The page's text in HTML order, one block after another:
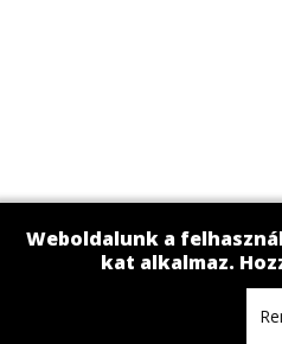
Weboldalunk a
kat alkalmaz.